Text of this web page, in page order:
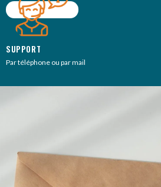
SUPPORT
Par téléphone ou par mail